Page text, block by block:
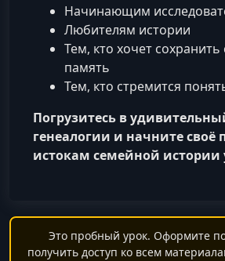
Начинающим
Любителям истории
Тем, кто хочет
память
Тем, кто стремится
Погрузитесь в
генеалогии и начните своё
истокам семейной истории
Это пробный урок. Оформите
получить доступ ко всем